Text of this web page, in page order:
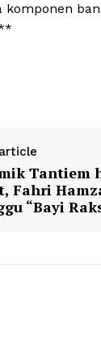
komponen
Tantiem
Fahri
“Bayi